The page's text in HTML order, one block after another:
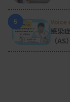
持続させるか
るかは個々の
ような雰囲気
医療系団体の
5
Voice
検査部
感染
（